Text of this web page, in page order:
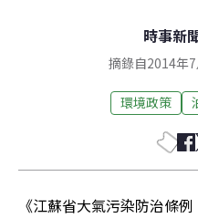
時事新
摘錄自2014年
環境政策
《江蘇省大氣污染防治條